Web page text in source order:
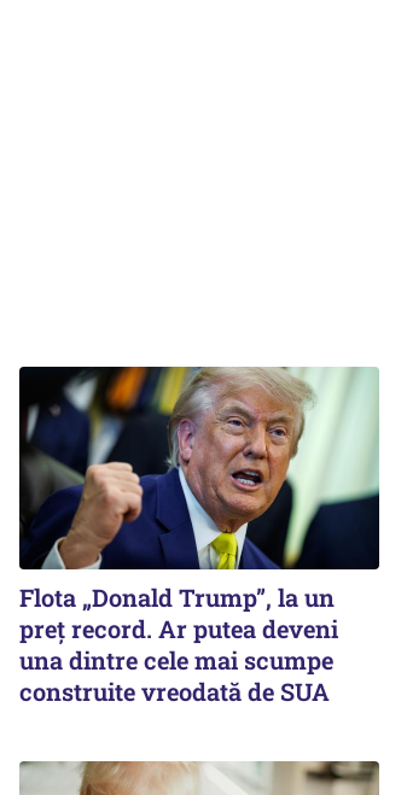
Flota „Donald Trump”, la un
preț record. Ar putea deveni
una dintre cele mai scumpe
construite vreodată de SUA